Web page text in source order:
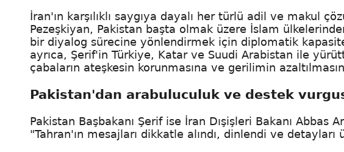
İran'ın karşılıklı saygıya dayalı her türlü adil ve makul
Pezeşkiyan, Pakistan başta olmak üzere İslam
bir diyalog sürecine yönlendirmek için diplomatik
ayrıca, Şerif'in Türkiye, Katar ve Suudi Arabistan ile
çabaların ateşkesin korunmasına ve gerilimin
Pakistan'dan arabuluculuk ve destek
Pakistan Başbakanı Şerif ise İran Dışişleri Bakanı
"Tahran'ın mesajları dikkatle alındı, dinlendi ve